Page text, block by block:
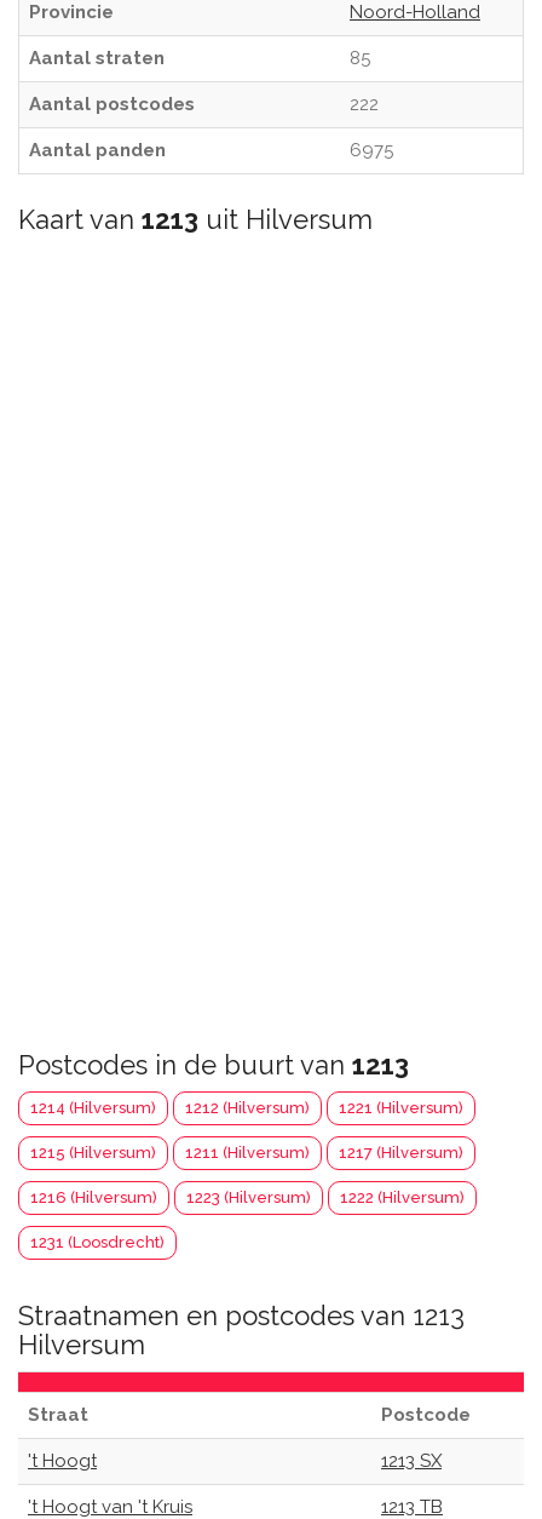
Provincie Noord-Holland
Aantal straten 85
Aantal postcodes 222
Aantal panden 6975
Kaart van 1213 uit Hilversum
Postcodes in de buurt van 1213
1214 (Hilversum) 1212 (Hilversum) 1221 (Hilversum)
1215 (Hilversum) 1211 (Hilversum) 1217 (Hilversum)
1216 (Hilversum) 1223 (Hilversum) 1222 (Hilversum)
1231 (Loosdrecht)
Straatnamen en postcodes van 1213
Hilversum
Straat Postcode
't Hoogt 1213 SX
't Hoogt van 't Kruis 1213 TB